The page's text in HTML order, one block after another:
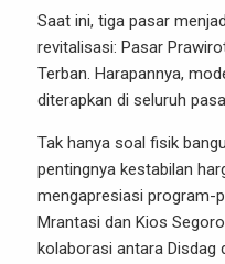
Saat ini, tiga pasar
revitalisasi: Pasar
Terban. Harapannya,
diterapkan di seluruh
Tak hanya soal fisik
pentingnya kestabilan
mengapresiasi program-
Mrantasi dan Kios
kolaborasi antara Disdag